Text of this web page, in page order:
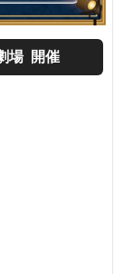
場 開催